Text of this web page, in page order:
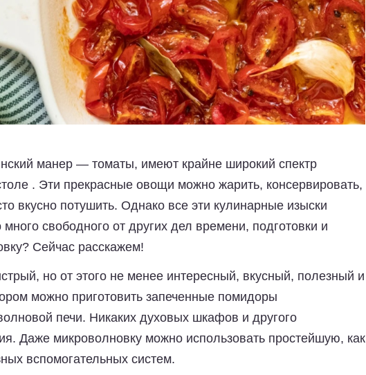
манер — томаты, имеют крайне широкий спектр
. Эти прекрасные овощи можно жарить, консервировать,
вкусно потушить. Однако все эти кулинарные изыски
свободного от других дел времени, подготовки и
Сейчас расскажем!
но от этого не менее интересный, вкусный, полезный и
можно приготовить запеченные помидоры
печи. Никаких духовых шкафов и другого
Даже микроволновку можно использовать простейшую, как
вспомогательных систем.